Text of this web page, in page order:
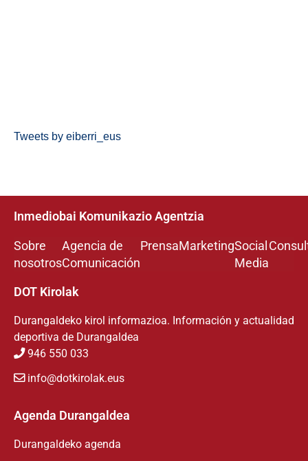
Tweets by eiberri_eus
Inmediobai Komunikazio Agentzia
Sobre
nosotros
Agencia de
Comunicación
PrensaMarketingSocial
Media
DOT Kirolak
Durangaldeko kirol informazioa. Información y actualidad
deportiva de Durangaldea
946 550 033
info@dotkirolak.eus
Agenda Durangaldea
Durangaldeko agenda